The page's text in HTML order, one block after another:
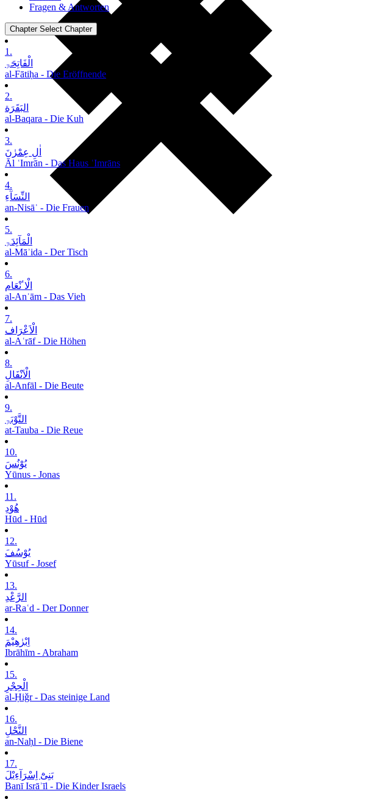
Fragen & Antworten
Chapter Select Chapter
1.
الْفَاتِحَۃِ
al-Fātiḥa - Die Eröffnende
2.
البَقَرَة
al-Baqara - Die Kuh
3.
اٰلِ عِمْرٰنَ
Āl ʿImrān - Das Haus ʿImrāns
4.
النِّسَآءِ
an-Nisāʾ - Die Frauen
5.
الْمَآئِدَۃِ
al-Māʾida - Der Tisch
6.
الْاٴنْعَام
al-Anʿām - Das Vieh
7.
الْاَعْرَاف
al-Aʿrāf - Die Höhen
8.
الْاَنْفَالِ
al-Anfāl - Die Beute
9.
التَّوْبَۃِ
at-Tauba - Die Reue
10.
یُوْنُسَ
Yūnus - Jonas
11.
ھُوْدِ
Hūd - Hūd
12.
یُوْسُفَ
Yūsuf - Josef
13.
الرَّعْدِ
ar-Raʿd - Der Donner
14.
اِبْرٰھِیْمَ
Ibrāhīm - Abraham
15.
الْحِجْرِ
al-Ḥiǧr - Das steinige Land
16.
النَّحْلِ
an-Naḥl - Die Biene
17.
بَنِیْٓ اِسْرَآءِیْلَ
Banī Isrāʾīl - Die Kinder Israels